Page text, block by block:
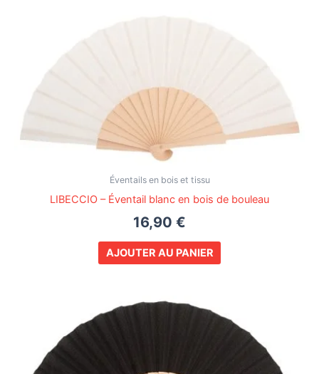
Éventails en bois et tissu
LIBECCIO – Éventail blanc en bois de bouleau
16,90 €
AJOUTER AU PANIER